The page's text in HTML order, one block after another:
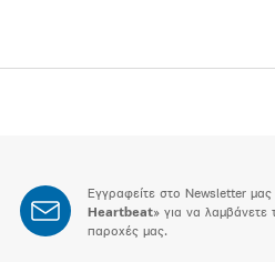
Εγγραφείτε στο Newsletter μας
Heartbeat» για να λαμβάνετε
παροχές μας.